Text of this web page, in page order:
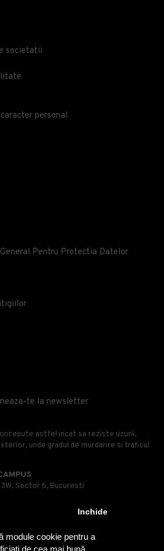
module cookie pentru a
Inchide
societatii
personal
Pentru Protectia Datelor
te la newsletter
astfel incat sa reziste uzurii,
unde gradul de murdarire si traficul
Sector 6, Bucuresti
PROFESIONALE.RO